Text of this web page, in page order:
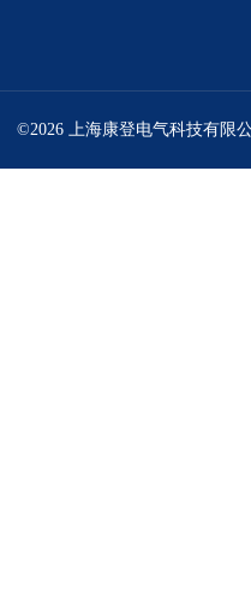
©2026 上海康登电气科技有限